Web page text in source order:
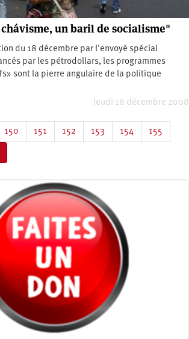
un baril de socialisme"
du 18 décembre par l'envoyé spécial
par les pétrodollars, les programmes
sont la pierre angulaire de la politique
Jeudi 18 décembre 2008
Page
150 Page
151 Page
152 Page
153 Page
154 Page
155